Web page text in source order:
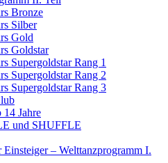
Bronze
Silber
Gold
Goldstar
Supergoldstar Rang 1
Supergoldstar Rang 2
Supergoldstar Rang 3
14 Jahre
und SHUFFLE
Einsteiger – Welttanzprogramm I.